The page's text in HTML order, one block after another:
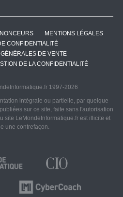
MENTIONS LÉGALES
CONFIDENTIALITÉ
DE VENTE
DE LA CONFIDENTIALITÉ
1997-2026
intégrale ou partielle, par quelque
sur ce site, faite sans l'autorisation
site LeMondeInformatique.fr est illicite et
une contrefaçon.